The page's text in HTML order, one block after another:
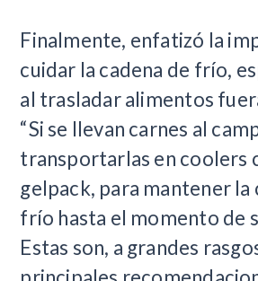
Finalmente, enfatizó la
cuidar la cadena de frío,
al trasladar alimentos
“Si se llevan carnes al
transportarlas en coolers
gelpack, para mantener la
frío hasta el momento de
Estas son, a grandes